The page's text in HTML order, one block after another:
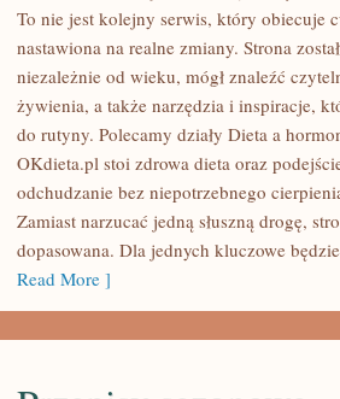
PRZEPISY
KULINARNE
To nie jest kolejny serwis, który obiecuje
nastawiona na realne zmiany. Strona
niezależnie od wieku, mógł znaleźć
żywienia, a także narzędzia i inspiracje,
do rutyny. Polecamy działy Dieta a
OKdieta.pl stoi zdrowa dieta oraz
odchudzanie bez niepotrzebnego
Zamiast narzucać jedną słuszną drogę,
dopasowana. Dla jednych kluczowe
Read More ]